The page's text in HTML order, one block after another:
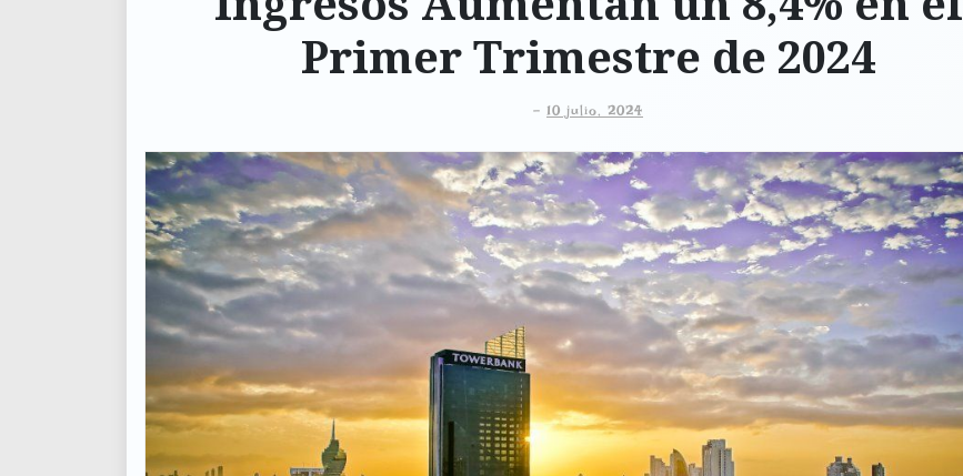
Primer Trimestre de 2024
- 10 julio, 2024